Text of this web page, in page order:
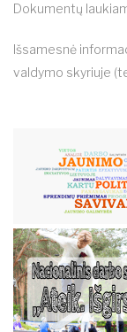
Dokumentų
Išsamesnė
valdymo skyriuje